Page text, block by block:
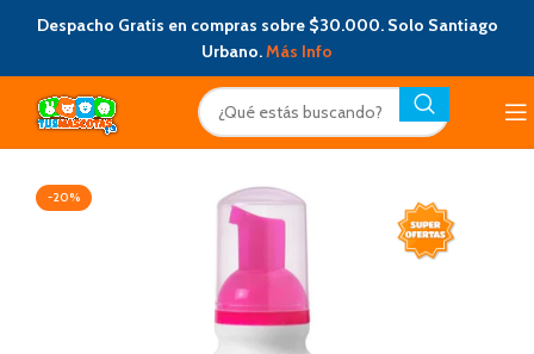
Despacho Gratis en compras sobre $30.000. Solo Santiago
Urbano.Más Info
-20%